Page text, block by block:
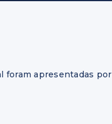
apresentadas